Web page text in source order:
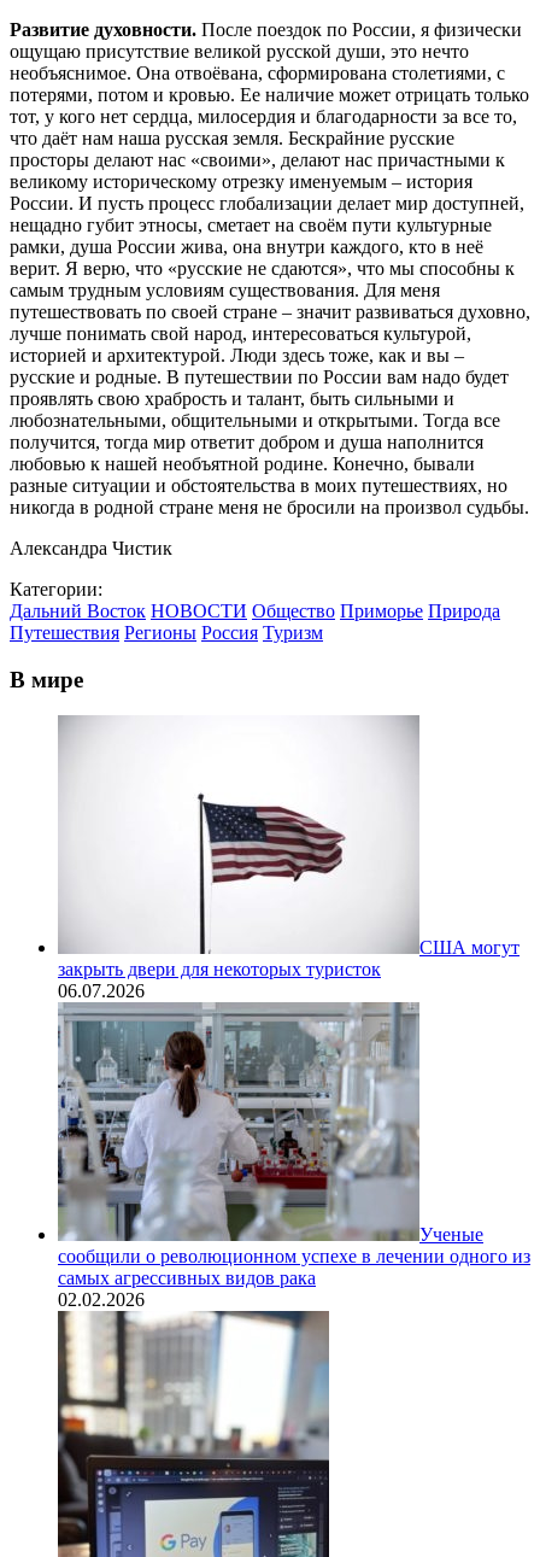
Развитие духовности. После поездок по России, я физически
ощущаю присутствие великой русской души, это нечто
необъяснимое. Она отвоёвана, сформирована столетиями, с
потерями, потом и кровью. Ее наличие может отрицать только
тот, у кого нет сердца, милосердия и благодарности за все то,
что даёт нам наша русская земля. Бескрайние русские
просторы делают нас «своими», делают нас причастными к
великому историческому отрезку именуемым – история
России. И пусть процесс глобализации делает мир доступней,
нещадно губит этносы, сметает на своём пути культурные
рамки, душа России жива, она внутри каждого, кто в неё
верит. Я верю, что «русские не сдаются», что мы способны к
самым трудным условиям существования. Для меня
путешествовать по своей стране – значит развиваться духовно,
лучше понимать свой народ, интересоваться культурой,
историей и архитектурой. Люди здесь тоже, как и вы –
русские и родные. В путешествии по России вам надо будет
проявлять свою храбрость и талант, быть сильными и
любознательными, общительными и открытыми. Тогда все
получится, тогда мир ответит добром и душа наполнится
любовью к нашей необъятной родине. Конечно, бывали
разные ситуации и обстоятельства в моих путешествиях, но
никогда в родной стране меня не бросили на произвол судьбы.
Александра Чистик
Категории:
Дальний Восток НОВОСТИ Общество Приморье Природа
Путешествия Регионы Россия Туризм
В мире
США могут
закрыть двери для некоторых туристок
06.07.2026
Ученые
сообщили о революционном успехе в лечении одного из
самых агрессивных видов рака
02.02.2026